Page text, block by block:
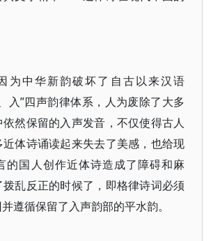
为中华新韵破坏了自古以来汉语
入”四声韵律体系，人为废除了大多
然保留的入声发音，不仅使得古人
体诗诵读起来失去了美感，也给现
的国人创作近体诗造成了障碍和麻
乱反正的时候了，即格律诗词必须
遵循保留了入声韵部的平水韵。